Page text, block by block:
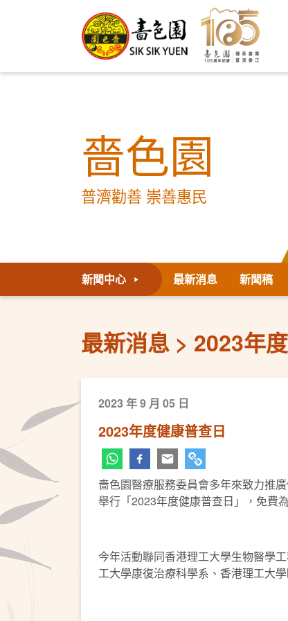
嗇色園
普濟勸善 崇善惠民
新聞中心 最新消息 新聞稿
最新消息 2023年
2023 年 9 月 05 日
2023年度健康普查日
嗇色園醫療服務委員會多年來致力推
舉行「2023年度健康普查日」，免費
今年活動聯同香港理工大學生物醫學
工大學康復治療科學系、香港理工大